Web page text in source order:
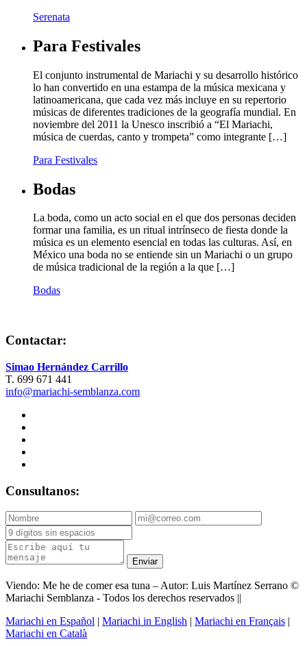
Serenata
Para Festivales
El conjunto instrumental de Mariachi y su desarrollo histórico
lo han convertido en una estampa de la música mexicana y
latinoamericana, que cada vez más incluye en su repertorio
músicas de diferentes tradiciones de la geografía mundial. En
noviembre del 2011 la Unesco inscribió a “El Mariachi,
música de cuerdas, canto y trompeta” como integrante […]
Para Festivales
Bodas
La boda, como un acto social en el que dos personas deciden
formar una familia, es un ritual intrínseco de fiesta donde la
música es un elemento esencial en todas las culturas. Así, en
México una boda no se entiende sin un Mariachi o un grupo
de música tradicional de la región a la que […]
Bodas
Contactar:
Simao Hernández Carrillo
T. 699 671 441
info@mariachi-semblanza.com
Consultanos:
Enviar
Viendo: Me he de comer esa tuna – Autor: Luis Martínez Serrano ©
Mariachi Semblanza - Todos los derechos reservados ||
Mariachi en Español | Mariachi in English | Mariachi en Français |
Mariachi en Català